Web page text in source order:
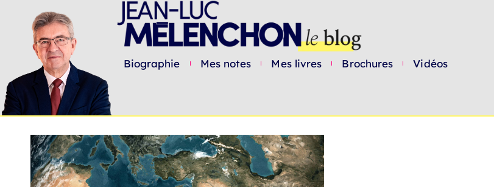
Biographie Mes notes Mes livres Brochures Vidéos